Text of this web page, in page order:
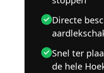
Directe
Snel ter
de hele